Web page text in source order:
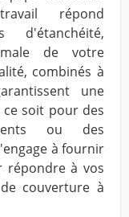
répond
d'étanchéité,
de votre
combinés à
une
soit pour des
ou des
à fournir
répondre à vos
couverture à